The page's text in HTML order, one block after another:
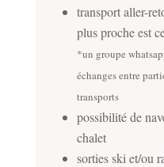
transport aller-
plus proche est
*un groupe
échanges entre
transports
possibilité de
chalet
sorties ski et/ou